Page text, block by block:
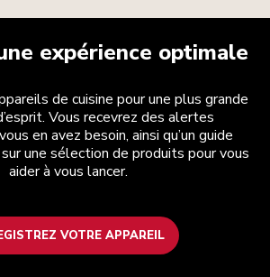
expérience optimale
de cuisine pour une plus grande
Vous recevrez des alertes
en avez besoin, ainsi qu’un guide
une sélection de produits pour vous
aider à vous lancer.
VOTRE APPAREIL